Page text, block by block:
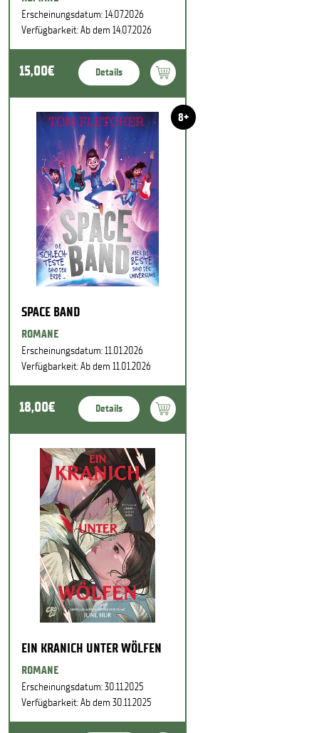
Erscheinungsdatum: 14.07.2026
Verfügbarkeit: Ab dem 14.07.2026
15,00€ Details
8+
SPACE BAND
ROMANE
Erscheinungsdatum: 11.01.2026
Verfügbarkeit: Ab dem 11.01.2026
18,00€ Details
EIN KRANICH UNTER WÖLFEN
ROMANE
Erscheinungsdatum: 30.11.2025
Verfügbarkeit: Ab dem 30.11.2025